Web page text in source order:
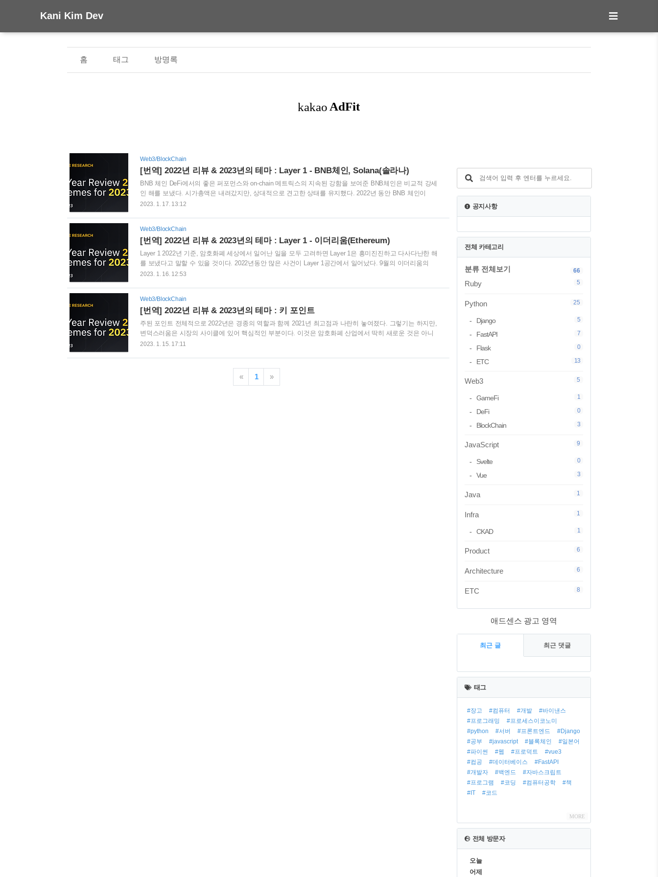
Kani Kim Dev
홈 태그 방명록
Web3/BlockChain
[번역] 2022년 리뷰 & 2023년의 테마 : Layer 1 - BNB체인, Solana(솔라나)
BNB 체인 DeFi에서의 좋은 퍼포먼스와 on-chain 메트릭스의 지속된 강함을 보여준 BNB체인은 비교적 강세
인 해를 보냈다. 시가총액은 내려갔지만, 상대적으로 견고한 상태를 유지했다. 2022년 동안 BNB 체인이
~55%하락할때, 이더리움(-67%), Solana(-93%), 그리고 아발란체(-88%)를 보여줬다. On-chain 메트릭스는 일
적인 상승세를 이어왔으며, 지난 5월까지 비교적 견조한 모습을 보이다가 테라 생태계 붕괴에 따른 강한 상
승세를 보였다. 사실, BNB..
2023. 1. 17. 13:12
Web3/BlockChain
[번역] 2022년 리뷰 & 2023년의 테마 : Layer 1 - 이더리움(Ethereum)
Layer 1 2022년 기준, 암호화폐 세상에서 일어난 일을 모두 고려하면 Layer 1은 흥미진진하고 다사다난한 해
를 보냈다고 말할 수 있을 것이다. 2022년동안 많은 사건이 Layer 1공간에서 일어났다. 9월의 이더리움의
Proof-of-Work("PoW, 작업 증명 방식")에서 Proof-of-Stake("PoS, 지분 증명 방식")으로의 전환부터, 5월 테라
시장 점유율을 얻었으며, 솔라나는 FTX 파산에 따라 영향을 크게 받은 Layer 1이 된, 도전적인 한해 였다..
2023. 1. 16. 12:53
Web3/BlockChain
[번역] 2022년 리뷰 & 2023년의 테마 : 키 포인트
주된 포인트 전체적으로 2022년은 경종의 역할과 함께 2021년 최고점과 나란히 놓여졌다. 그렇기는 하지만,
변덕스러움은 시장의 사이클에 있어 핵심적인 부분이다. 이것은 암호화폐 산업에서 딱히 새로운 것은 아니
다, 그리고 우리는 조심스럽게 낙관적인 전망을 2023년에 바라본다. L1(Layer 1)에게는 다사다난한 해였다.
게 있어서는 아주 강력한 유입이 있던 히트친 2022년이었다. TVL(Total Value Locked, 예치된 자금)은 2022년
2023. 1. 15. 17:11
« 1 »
공지사항
전체 카테고리
분류 전체보기 66
Ruby 5
Python 25
Django 5
FastAPI 7
Flask 0
ETC 13
Web3 5
GameFi 1
DeFi 0
BlockChain 3
JavaScript 9
Svelte 0
Vue 3
Java 1
Infra 1
CKAD 1
Product 6
Architecture 6
ETC 8
애드센스 광고 영역
최근 글 최근 댓글
최
근
글
태그
#장고 #컴퓨터 #개발
#바이낸스
#프로그래밍
#프로세스이코노미
#python
#서버 #프론트엔드
#Django
#공부
#javascript #블록체인
#일본어
#파이썬
#웹 #프로덕트
#vue3
#컴공
#데이터베이스
#FastAPI
#개발자
#백엔드
#자바스크립트
#프로그램
#코딩 #컴퓨터공학
#책
#IT
#코드
MORE
전체 방문자
오늘
어제